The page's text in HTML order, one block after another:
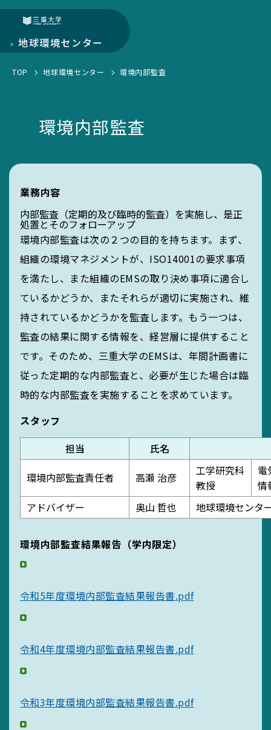
地球環境センター
地球環境センターについて
環境・SDGs報告書
トピックス一覧
環境・SDGsマネジメントシステム
環境・情報科学館1F利用案内
研究部門
教育・人材育成部門
キャンパス部門
EGC学生委員会
町屋海岸清掃
リンク集
SciLets
MIEUポイント
化学薬品管理・
実験廃液等
町屋海岸清掃
TOP 地球環境センター 環境内部監査
環境内部監査
業務内容
内部監査（定期的及び臨時的監査）を実施し、是正
処置とそのフォローアップ
環境内部監査は次の２つの目的を持ちます。まず、
組織の環境マネジメントが、ISO14001の要求事項
を満たし、また組織のEMSの取り決め事項に適合し
ているかどうか、またそれらが適切に実施され、維
持されているかどうかを監査します。もう一つは、
監査の結果に関する情報を、経営層に提供すること
です。そのため、三重大学のEMSは、年間計画書に
従った定期的な内部監査と、必要が生じた場合は臨
時的な内部監査を実施することを求めています。
スタッフ
担当
氏名
環境内部監査責任者
高瀬 治彦
工学研究科
教授
電
情
アドバイザー
奥山 哲也 地球環境センタ
環境内部監査結果報告（学内限定）
令和5年度環境内部監査結果報告書.pdf
令和4年度環境内部監査結果報告書.pdf
令和3年度環境内部監査結果報告書.pdf